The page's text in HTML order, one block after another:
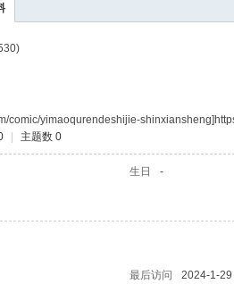
comic/yimaoqurendeshijie-
主题数 0
生日 -
最后访问
2024-1-